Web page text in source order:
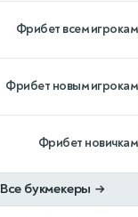
Фрибет всем игрокам
Фрибет новым игрокам
Фрибет новичкам
Все букмекеры →